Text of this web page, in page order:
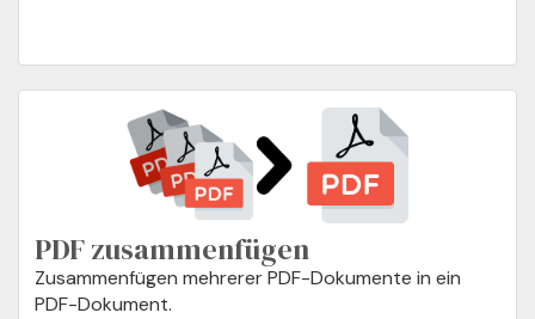
PDF zusammenfügen
Zusammenfügen mehrerer PDF-Dokumente in ein
PDF-Dokument.